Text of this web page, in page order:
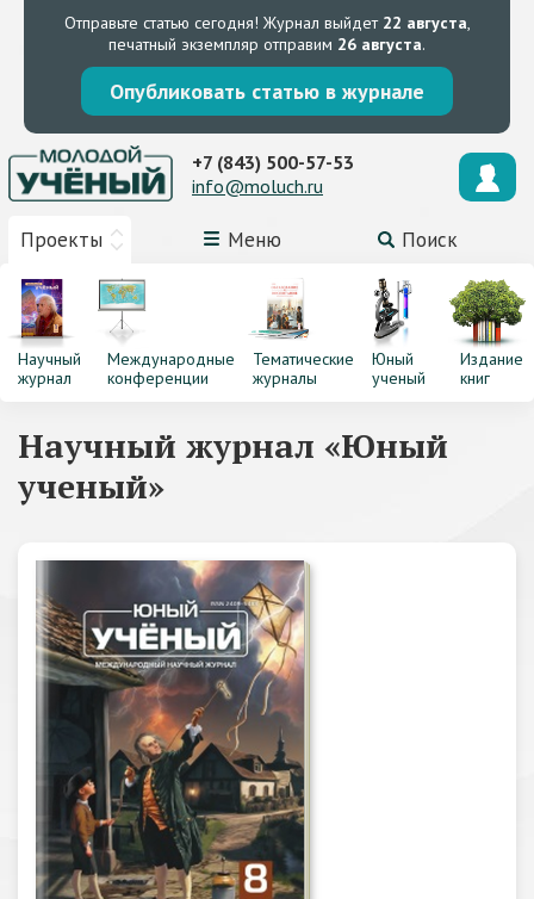
Отправьте статью сегодня! Журнал выйдет 22 августа,
печатный экземпляр отправим 26 августа.
Опубликовать статью в журнале
Проекты Меню Поиск
+7 (843) 500-57-53
info@moluch.ru
Научный
журнал
Международные
конференции
Тематические
журналы
Юный
ученый
Издание
книг
Научный журнал «Юный
ученый»